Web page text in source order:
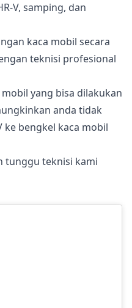
V, samping, dan
kaca mobil secara
teknisi profesional
yang bisa dilakukan
anda tidak
ke bengkel kaca mobil
tunggu teknisi kami